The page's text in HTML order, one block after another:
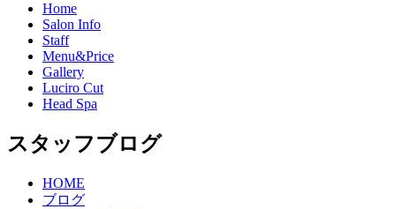
Home
Salon Info
Staff
Menu&Price
Gallery
Luciro Cut
Head Spa
スタッフブログ
HOME
ブログ